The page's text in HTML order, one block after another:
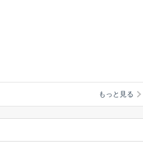
もっと見る